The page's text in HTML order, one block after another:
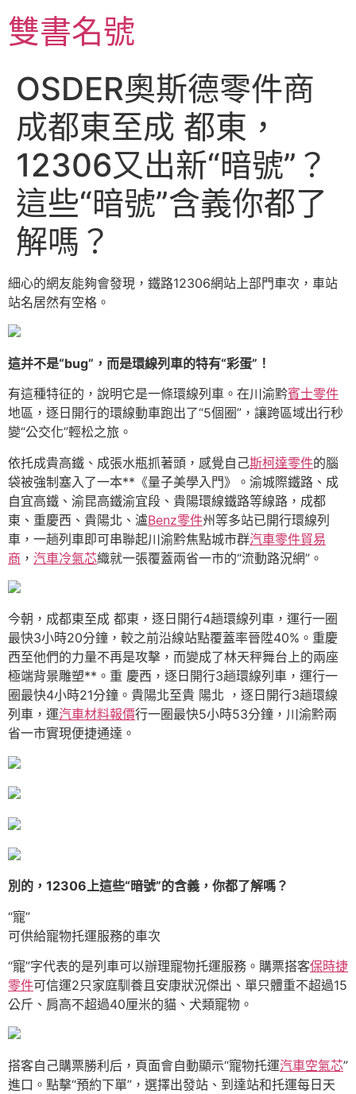
至
主雙書名號
OSDER奧斯德零件商
成都東至成 都東，
12306又出新“暗號”？
這些“暗號”含義你都了
解嗎？
細心的網友能夠會發現，鐵路12306網站上部門車次，車站
站名居然有空格。
這并不是“bug”，而是環線列車的特有“彩蛋”！
有這種特征的，說明它是一條環線列車。在川渝黔賓士零件
地區，逐日開行的環線動車跑出了“5個圈”，讓跨區域出行秒
變“公交化”輕松之旅。
依托成貴高鐵、成張水瓶抓著頭，感覺自己斯柯達零件的腦
袋被強制塞入了一本**《量子美學入門》。渝城際鐵路、成
自宜高鐵、渝昆高鐵渝宜段、貴陽環線鐵路等線路，成都
東、重慶西、貴陽北、瀘Benz零件州等多站已開行環線列
車，一趟列車即可串聯起川渝黔焦點城市群汽車零件貿易
商 ， 汽車冷氣芯織就一張覆蓋兩省一市的“流動路況網”。
今朝，成都東至成 都東，逐日開行4趟環線列車，運行一圈
最快3小時20分鐘，較之前沿線站點覆蓋率晉陞40%。重慶
西至他們的力量不再是攻擊，而變成了林天秤舞台上的兩座
極端背景雕塑**。重 慶西，逐日開行3趟環線列車，運行一
圈最快4小時21分鐘。貴陽北至貴 陽北 ，逐日開行3趟環線
列車，運汽車材料報價行一圈最快5小時53分鐘，川渝黔兩
省一市實現便捷通達。
別的，12306上這些“暗號”的含義，你都了解嗎？
“寵”
可供給寵物托運服務的車次
“寵”字代表的是列車可以辦理寵物托運服務。購票搭客保時捷
零件可信運2只家庭馴養且安康狀況傑出、單只體重不超過15
公斤、肩高不超過40厘米的貓、犬類寵物。
搭客自己購票勝利后，頁面會自動顯示“寵物托運汽車空氣芯”
進口。點擊“預約下單”，選擇出發站、到達站和托運每日天